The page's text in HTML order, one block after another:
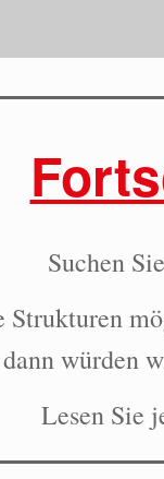
Suchen
Strukturen
dann würden
Lesen Sie